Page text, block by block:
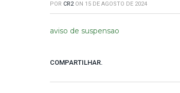
POR CR2 ON 15 DE AGOSTO DE 2024
aviso de suspensao
COMPARTILHAR.